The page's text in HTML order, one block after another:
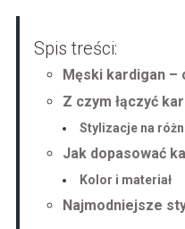
Spis treści:
Męski kardigan –
Z czym łączyć
Stylizacje na
Jak dopasować
Kolor i materiał
Najmodniejsze